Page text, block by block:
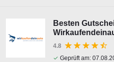
Besten
4.8
✓ Geprüft am: